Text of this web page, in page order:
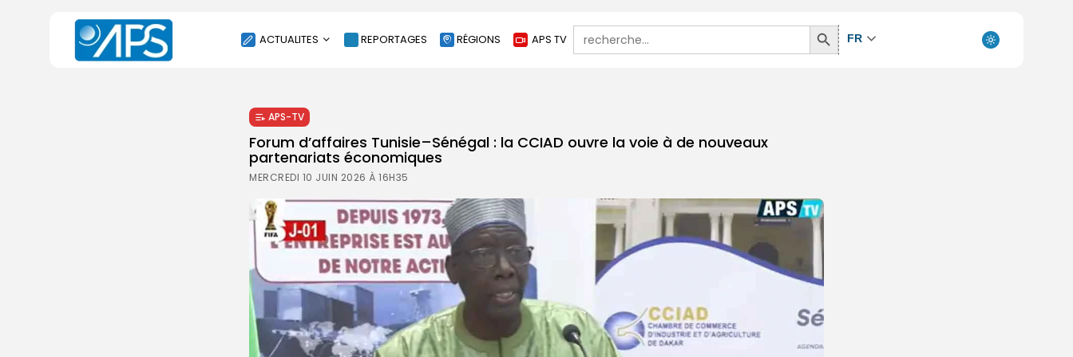
ACTUALITES
SOCIÉTÉ
ÉCONOMIE
CULTURE
ENVIRONNEMENT
INTERNATIONAL
AGENDA
SANTE
REPORTAGES RÉGIONS APS TV
Search
for:
Search
Button
FR
APS-TV
Forum d’affaires Tunisie–Sénégal : la CCIAD ouvre la voie à de nouveaux
partenariats économiques
MERCREDI 10 JUIN 2026 À 16H35